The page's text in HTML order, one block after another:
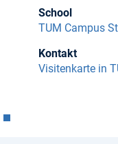
School
TUM Campus
Kontakt
Visitenkarte in